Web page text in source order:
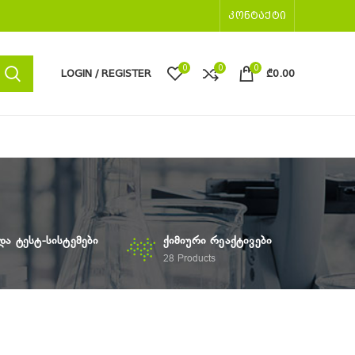
ᲙᲝᲜᲢᲐᲥᲢᲘ
LOGIN / REGISTER 0 0 0 ₾0.00
ᲢᲔᲡᲢ-ᲡᲘᲡᲢᲔᲛᲔᲑᲘ ᲥᲘᲛᲘᲣᲠᲘ ᲠᲔᲐᲥᲢᲘᲕᲔᲑᲘ
28 Products